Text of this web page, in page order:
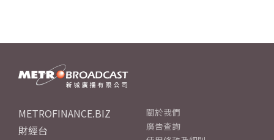
METROFINANCE.BIZ
財經台
關於我們
廣告查詢